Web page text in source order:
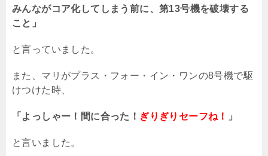
みんながコア化してしまう前に、第13号機を破壊する
こと」
と言っていました。
また、マリがプラス・フォー・イン・ワンの8号機で駆
けつけた時、
「よっしゃー！間に合った！ ぎりぎりセーフね！ 」
と言いました。